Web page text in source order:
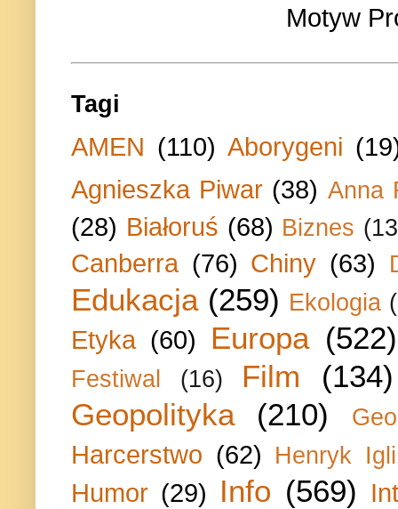
Motyw
Tagi
AMEN (110) Aborygeni
Agnieszka Piwar (38) Anna
(28) Białoruś (68) Biznes
Canberra (76) Chiny (63)
Edukacja (259) Ekologia
Etyka (60) Europa (522)
Festiwal (16) Film
(134)
Geopolityka
(210)
Harcerstwo (62) Henryk
Humor (29) Info (569)